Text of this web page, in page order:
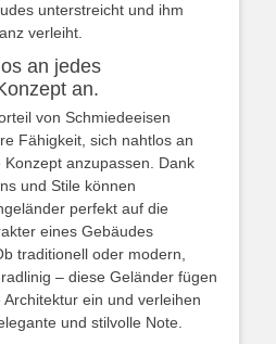
unterstreicht und ihm
verleiht.
an jedes
an.
von Schmiedeeisen
Fähigkeit, sich nahtlos an
anzupassen. Dank
und Stile können
perfekt auf die
eines Gebäudes
traditionell oder modern,
– diese Geländer fügen
ein und verleihen
und stilvolle Note.